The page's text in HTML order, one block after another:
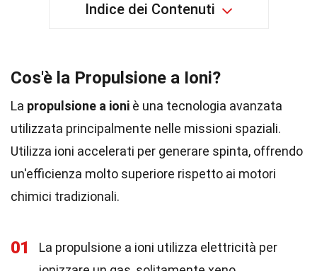
Indice dei Contenuti
Cos'è la Propulsione a Ioni?
La propulsione a ioni è una tecnologia avanzata
utilizzata principalmente nelle missioni spaziali.
Utilizza ioni accelerati per generare spinta, offrendo
un'efficienza molto superiore rispetto ai motori
chimici tradizionali.
01
La propulsione a ioni utilizza elettricità per